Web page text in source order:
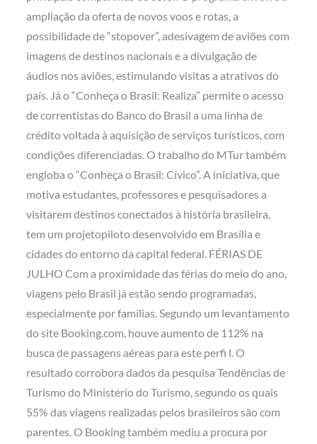
ampliação da oferta de novos voos e rotas, a
possibilidade de “stopover”, adesivagem de aviões com
imagens de destinos nacionais e a divulgação de
áudios nos aviões, estimulando visitas a atrativos do
país. Já o “Conheça o Brasil: Realiza” permite o acesso
de correntistas do Banco do Brasil a uma linha de
crédito voltada à aquisição de serviços turísticos, com
condições diferenciadas. O trabalho do MTur também
engloba o “Conheça o Brasil: Cívico”. A iniciativa, que
motiva estudantes, professores e pesquisadores a
visitarem destinos conectados à história brasileira,
tem um projetopiloto desenvolvido em Brasília e
cidades do entorno da capital federal. FÉRIAS DE
JULHO Com a proximidade das férias do meio do ano,
viagens pelo Brasil já estão sendo programadas,
especialmente por famílias. Segundo um levantamento
do site Booking.com, houve aumento de 112% na
busca de passagens aéreas para este perfi l. O
resultado corrobora dados da pesquisa Tendências de
Turismo do Ministério do Turismo, segundo os quais
55% das viagens realizadas pelos brasileiros são com
parentes. O Booking também mediu a procura por